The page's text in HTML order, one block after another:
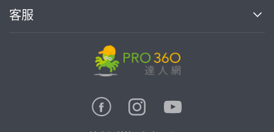
加入我們
熱門服務
案件中心
客服